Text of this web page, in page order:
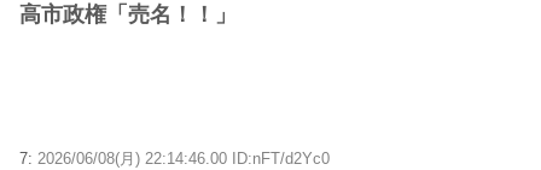
高市政権「売名！！」
7: 2026/06/08(月) 22:14:46.00 ID:nFT/d2Yc0